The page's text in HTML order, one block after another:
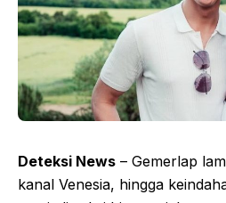
Deteksi News – Gemerlap
kanal Venesia, hingga